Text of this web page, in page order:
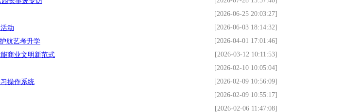
[2026-06-25 20:03:27]
动
[2026-06-03 18:14:32]
航艺考升学
[2026-04-01 17:01:46]
商业文明新范式
[2026-03-12 10:11:53]
[2026-02-10 10:05:04]
操作系统
[2026-02-09 10:56:09]
[2026-02-09 10:55:17]
[2026-02-06 11:47:08]